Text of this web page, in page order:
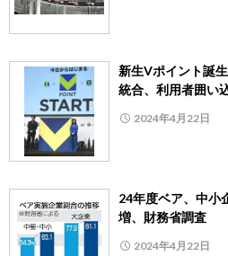
新生Vポイント誕
統合、利用者囲い
2024年4月22日
24年度ベア、中小
増、財務省調査
2024年4月22日